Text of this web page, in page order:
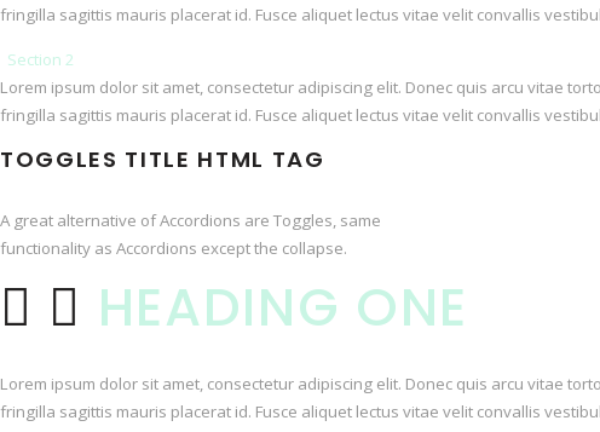
fringilla sagittis mauris placerat id. Fusce aliquet lectus vitae velit convallis
Section 2
Lorem ipsum dolor sit amet, consectetur adipiscing elit. Donec quis arcu vitae
fringilla sagittis mauris placerat id. Fusce aliquet lectus vitae velit convallis
TOGGLES TITLE HTML TAG
A great alternative of Accordions are Toggles, same
functionality as Accordions except the collapse.
HEADING ONE
Lorem ipsum dolor sit amet, consectetur adipiscing elit. Donec quis arcu vitae
fringilla sagittis mauris placerat id. Fusce aliquet lectus vitae velit convallis